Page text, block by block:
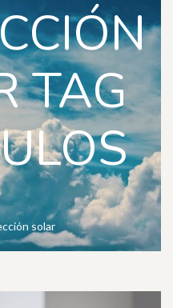
TAG
solar